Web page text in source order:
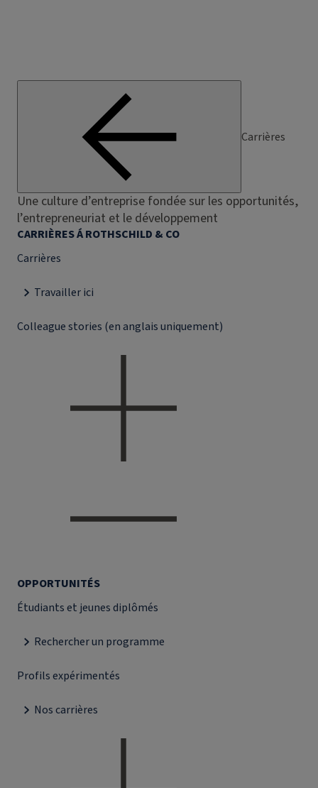
Carrières
Une culture d’entreprise fondée sur les opportunités,
l’entrepreneuriat et le développement
CARRIÈRES Á ROTHSCHILD & CO
Carrières
Travailler ici
Colleague stories (en anglais uniquement)
OPPORTUNITÉS
Étudiants et jeunes diplômés
Rechercher un programme
Profils expérimentés
Nos carrières